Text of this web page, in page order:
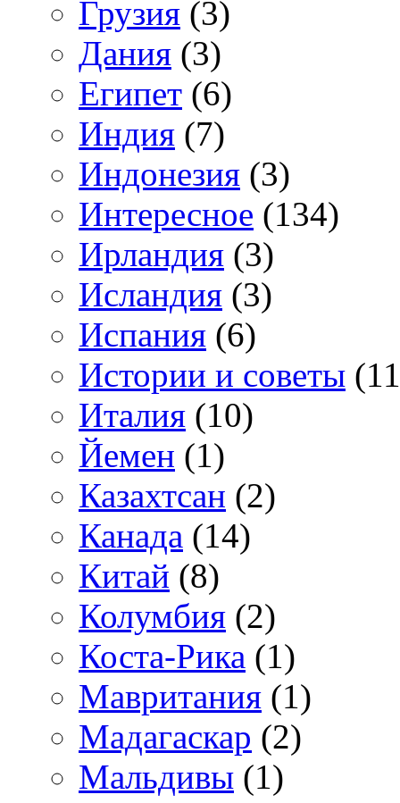
Грузия (3)
Дания (3)
Египет (6)
Индия (7)
Индонезия (3)
Интересное (134)
Ирландия (3)
Исландия (3)
Испания (6)
Истории и советы
Италия (10)
Йемен (1)
Казахтсан (2)
Канада (14)
Китай (8)
Колумбия (2)
Коста-Рика (1)
Мавритания (1)
Мадагаскар (2)
Мальдивы (1)